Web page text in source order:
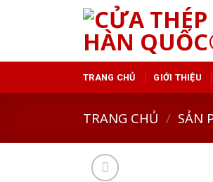
TRANG CHỦ GIỚI THIỆU
TRANG CHỦ / SẢN